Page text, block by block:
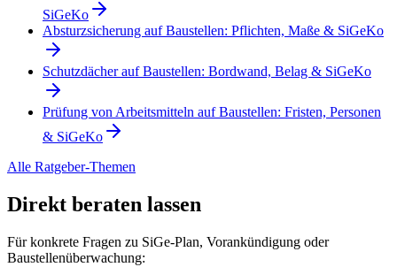
SiGeKo
Absturzsicherung auf Baustellen: Pflichten, Maße & SiGeKo
Schutzdächer auf Baustellen: Bordwand, Belag & SiGeKo
Prüfung von Arbeitsmitteln auf Baustellen: Fristen, Personen
& SiGeKo
Alle Ratgeber-Themen
Direkt beraten lassen
Für konkrete Fragen zu SiGe-Plan, Vorankündigung oder
Baustellenüberwachung: